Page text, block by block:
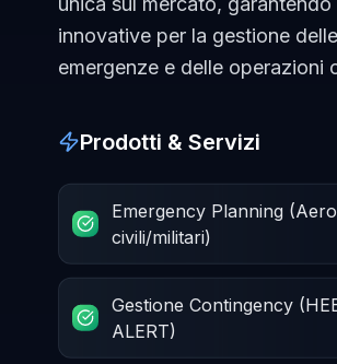
innovative per la gestione delle
emergenze e delle operazioni
Prodotti & Servizi
Emergency Planning
civili/militari)
Gestione Contingency
ALERT)